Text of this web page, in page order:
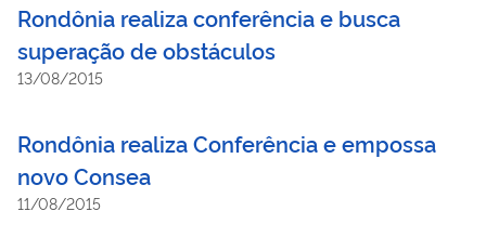
Rondônia realiza conferência e busca
superação de obstáculos
13/08/2015
Rondônia realiza Conferência e empossa
novo Consea
11/08/2015